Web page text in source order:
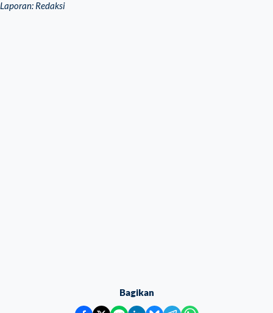
Laporan: Redaksi
Bagikan